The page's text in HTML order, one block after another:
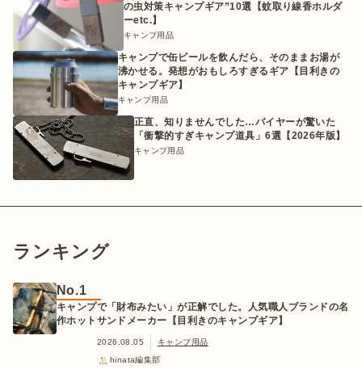
の虫対策キャンプギア”10選【蚊取り線香ホルダ
ーetc.】
キャンプ用品
キャンプで缶ビールを飲んだら、そのままお湯が
沸かせる。発想がおもしろすぎるギア【目利きの
キャンプギア】
キャンプ用品
正直、知りませんでした…バイヤーが驚いた
「衝撃的すぎキャンプ道具」6選【2026年版】
キャンプ用品
ランキング
No.1
キャンプで「財布みたい」が正解でした。人気職人ブランドの名
作ホットサンドメーカー【目利きのキャンプギア】
2026.08.05
キャンプ用品
hinata編集部